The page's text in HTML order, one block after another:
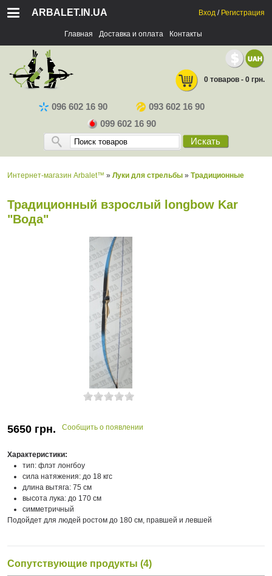
ARBALET.IN.UA
Главная Доставка и оплата Контакты
Вход / Регистрация
096 602 16 90
093 602 16 90
099 602 16 90
Искать
0 товаров - 0 грн.
Интернет-магазин Arbalet™ » Луки для стрельбы » Традиционные
Традиционный взрослый longbow Kar
"Вода"
5650 грн. Сообщить о появлении
Характеристики:
тип: флэт лонгбоу
сила натяжения: до 18 кгс
длина вытяга: 75 см
высота лука: до 170 см
симметричный
Подойдет для людей ростом до 180 см, правшей и левшей
Сопутствующие продукты (4)